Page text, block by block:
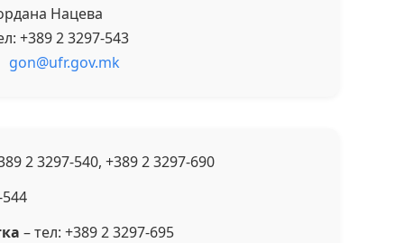
Нацева
+389 2 3297-543
gon@ufr.gov.mk
2 3297-540, +389 2 3297-690
– тел: +389 2 3297-695